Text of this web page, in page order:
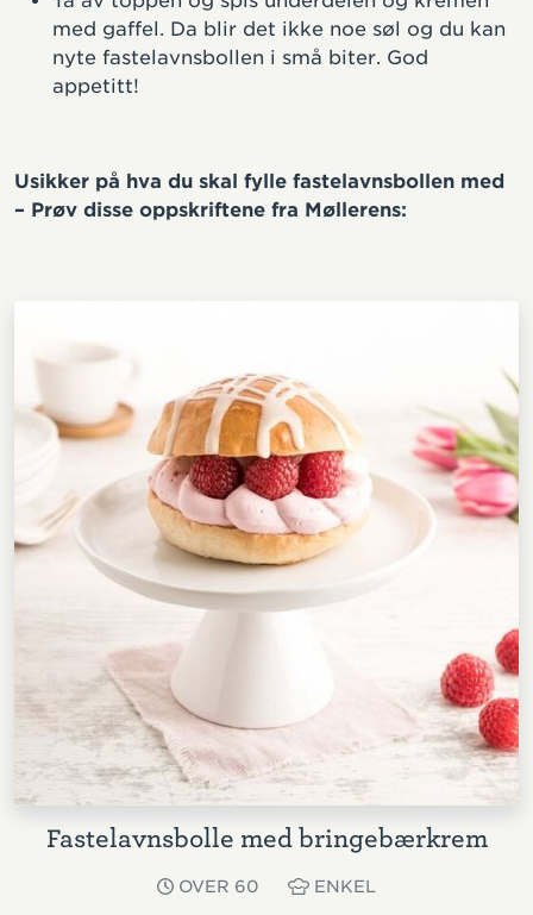
med gaffel. Da blir det ikke noe søl og du kan
nyte fastelavnsbollen i små biter. God
appetitt!
Usikker på hva du skal fylle fastelavnsbollen med
– Prøv disse oppskriftene fra Møllerens:
Fastelavnsbolle med bringebærkrem
OVER 60 ENKEL